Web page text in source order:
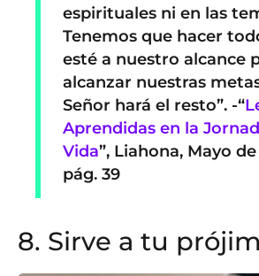
espirituales ni en las
Tenemos que hacer
esté a nuestro alcance
alcanzar nuestras
Señor hará el resto”. -“
Aprendidas en la
Vida”, Liahona, Mayo de
pág. 39
8. Sirve a tu